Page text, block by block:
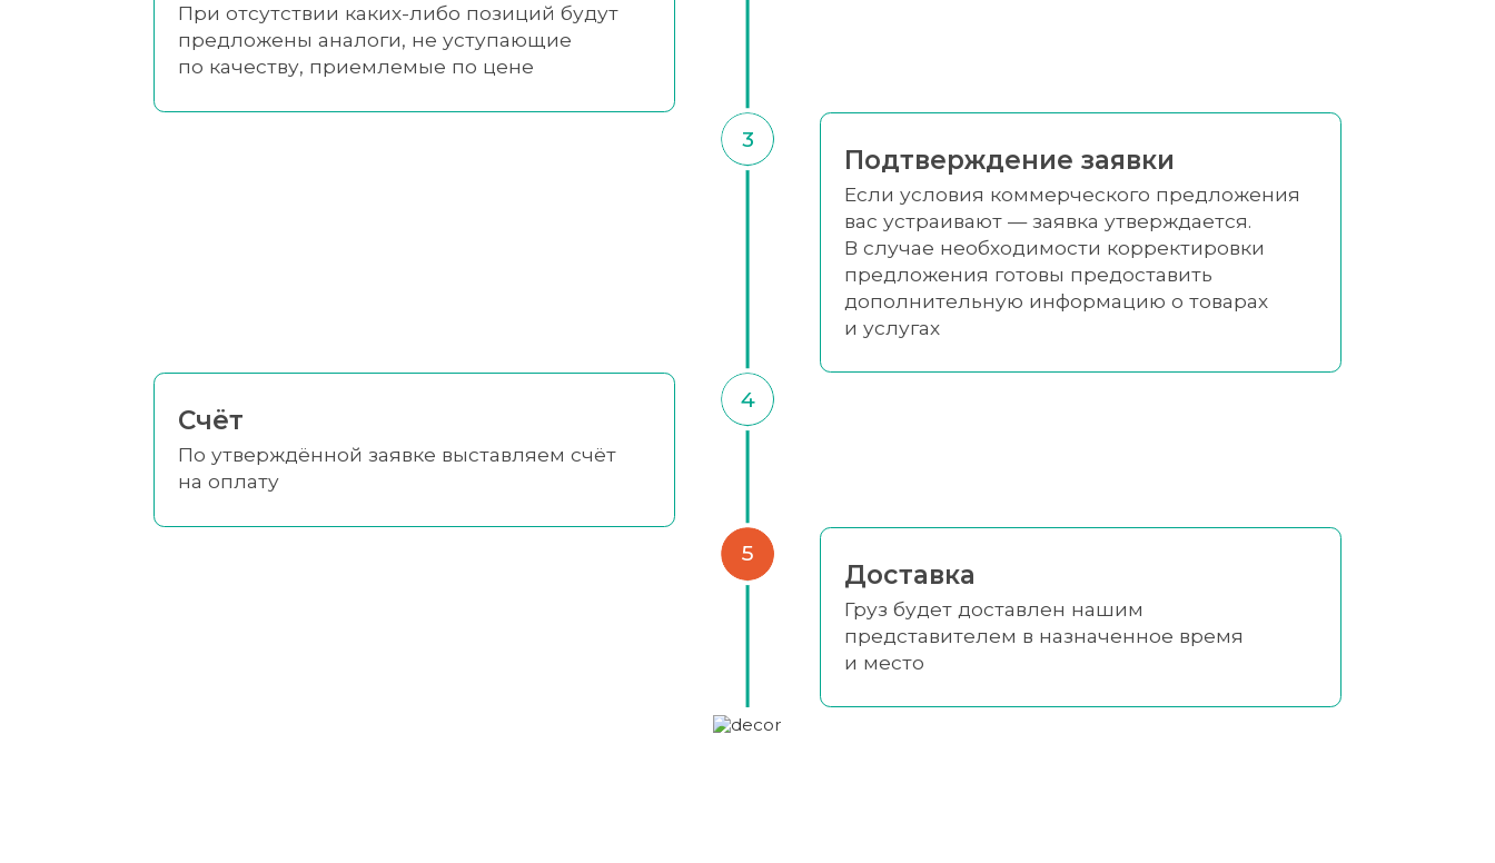
При отсутствии каких-либо позиций будут
предложены аналоги, не уступающие
по качеству, приемлемые по цене
Подтверждение заявки
Если условия коммерческого предложения
вас устраивают — заявка утверждается.
В случае необходимости корректировки
предложения готовы предоставить
дополнительную информацию о товарах
и услугах
3
Счёт
По утверждённой заявке выставляем счёт
на оплату
4
Доставка
Груз будет доставлен нашим
представителем в назначенное время
и место
5